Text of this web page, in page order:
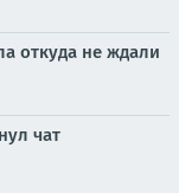
откуда не ждали
чат